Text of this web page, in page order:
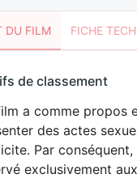
DU FILM FICHE
de classement
a comme propos
des actes
Par
exclusivement